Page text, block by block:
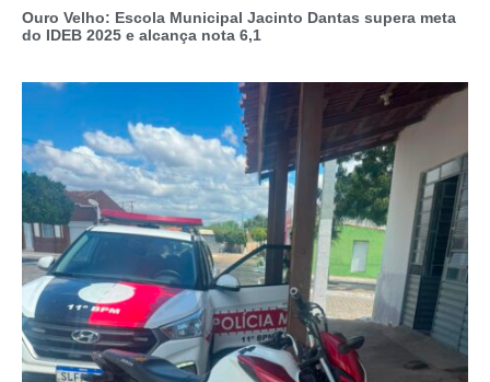
Ouro Velho: Escola Municipal Jacinto Dantas supera meta
do IDEB 2025 e alcança nota 6,1